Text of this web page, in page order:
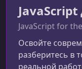
JavaScript for
Освойте
разберитесь в
реальной